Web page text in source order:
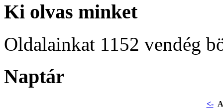
Ki olvas minket
Oldalainkat 1152 vendég
Naptár
<-